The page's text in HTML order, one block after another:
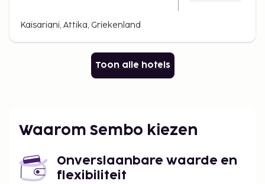
Kaisariani, Attika, Griekenland
Toon alle hotels
Waarom Sembo kiezen
Onverslaanbare waarde en
flexibiliteit